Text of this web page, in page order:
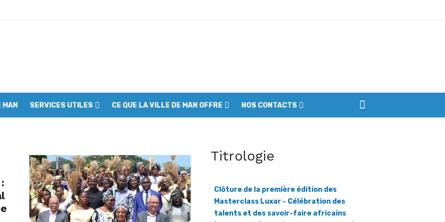
café-cacao mobilise les producteurs avant l’échéance du 1er septembre
jeunes mobilisés à Man pour assainir la ville
Les communautés riveraines appelées à devenir les premières gardiennes du parc
un audit du collège des producteurs
du SYNAVICI dans le Grand Ouest
appelle à l’union des cadres
son engagement pour la santé maternelle et infantile
SERVICES UTILES CE QUE LA VILLE DE MAN OFFRE NOS CONTACTS
Titrologie
Clôture de la première édition des
Masterclass Luxar - Célébration des
talents et des savoir-faire africains